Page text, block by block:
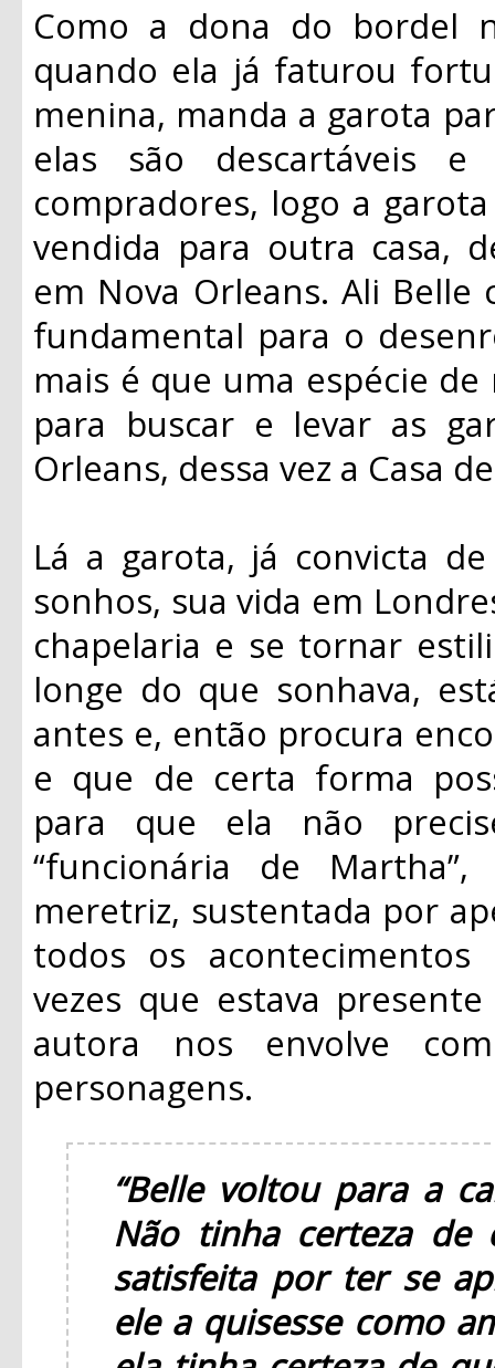
Como a dona do bordel
quando ela já faturou
menina, manda a garota
elas são descartáveis
compradores, logo a
vendida para outra casa,
em Nova Orleans. Ali Belle
fundamental para o
mais é que uma espécie
para buscar e levar as
Orleans, dessa vez a Casa
Lá a garota, já convicta
sonhos, sua vida em
chapelaria e se tornar
longe do que sonhava,
antes e, então procura
e que de certa forma
para que ela não
“funcionária de
meretriz, sustentada por
todos os
vezes que estava
autora nos envolve
personagens.
“Belle voltou para a
Não tinha certeza de
satisfeita por ter se
ele a quisesse como